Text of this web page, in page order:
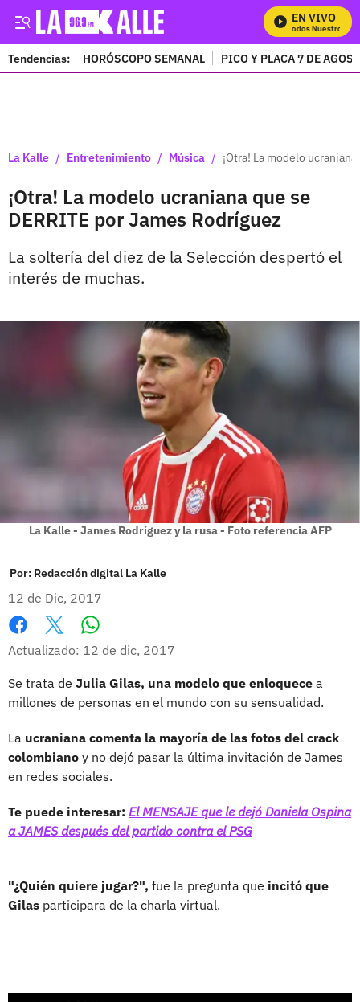
EN VIVO
Mira Todos Nuestros
Tendencias: HORÓSCOPO SEMANAL PICO Y PLACA 7 DE
La Kalle / Entretenimiento / Música / ¡Otra! La modelo
¡Otra! La modelo ucraniana que se
DERRITE por James Rodríguez
La soltería del diez de la Selección despertó el
interés de muchas.
La Kalle - James Rodríguez y la rusa - Foto referencia AFP
Por: Redacción digital La Kalle
12 de Dic, 2017
Facebook
X
Actualizado: 12 de dic, 2017
Se trata de Julia Gilas, una modelo que enloquece a
millones de personas en el mundo con su sensualidad.
La ucraniana comenta la mayoría de las fotos del crack
colombiano y no dejó pasar la última invitación de James
en redes sociales.
Te puede interesar: El MENSAJE que le dejó Daniela Ospina
a JAMES después del partido contra el PSG
"¿Quién quiere jugar?", fue la pregunta que incitó que
Gilas participara de la charla virtual.